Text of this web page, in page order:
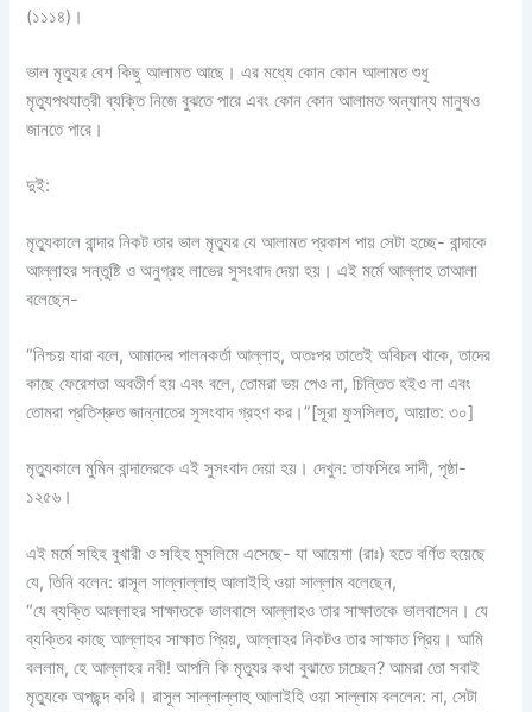
(১১১৪)।
ভাল মৃত্যুর বেশ কিছু আলামত আছে। এর মধ্যে কোন কোন আলামত শুধু
মৃত্যুপথযাত্রী ব্যক্তি নিজে বুঝতে পারে এবং কোন কোন আলামত অন্যান্য মানুষও
জানতে পারে।
দুই:
মৃত্যুকালে বান্দার নিকট তার ভাল মৃত্যুর যে আলামত প্রকাশ পায় সেটা হচ্ছে- বান্দাকে
আল্লাহর সন্তুষ্টি ও অনুগ্রহ লাভের সুসংবাদ দেয়া হয়। এই মর্মে আল্লাহ তাআলা
বলেছেন-
“নিশ্চয় যারা বলে, আমাদের পালনকর্তা আল্লাহ, অতঃপর তাতেই অবিচল থাকে, তাদের
কাছে ফেরেশতা অবতীর্ণ হয় এবং বলে, তোমরা ভয় পেও না, চিন্তিত হইও না এবং
তোমরা প্রতিশ্রুত জান্নাতের সুসংবাদ গ্রহণ কর।”[সূরা ফুসসিলত, আয়াত: ৩০]
মৃত্যুকালে মুমিন বান্দাদেরকে এই সুসংবাদ দেয়া হয়। দেখুন: তাফসিরে সাদী, পৃষ্ঠা-
১২৫৬।
এই মর্মে সহিহ বুখারী ও সহিহ মুসলিমে এসেছে- যা আয়েশা (রাঃ) হতে বর্ণিত হয়েছে
যে, তিনি বলেন: রাসূল সাল্লাল্লাহু আলাইহি ওয়া সাল্লাম বলেছেন,
“যে ব্যক্তি আল্লাহর সাক্ষাতকে ভালবাসে আল্লাহও তার সাক্ষাতকে ভালবাসেন। যে
ব্যক্তির কাছে আল্লাহর সাক্ষাত প্রিয়, আল্লাহর নিকটও তার সাক্ষাত প্রিয়। আমি
বললাম, হে আল্লাহর নবী! আপনি কি মৃত্যুর কথা বুঝাতে চাচ্ছেন? আমরা তো সবাই
মৃত্যুকে অপছন্দ করি। রাসূল সাল্লাল্লাহু আলাইহি ওয়া সাল্লাম বললেন: না, সেটা